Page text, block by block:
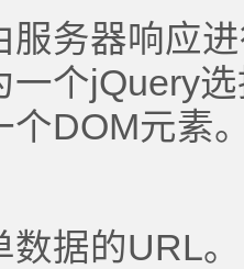
服务器响应
一个jQuery
个DOM元素
数据的URL